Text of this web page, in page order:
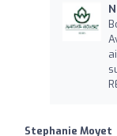
Stephanie Moyet